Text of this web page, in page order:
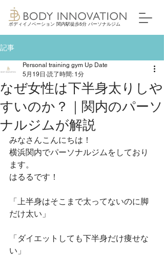
ボディイノベーション 関内駅徒歩5分 パーソナルジム
記事
なぜ女性は下半身太りしや
すいのか？｜関内のパーソ
ナルジムが解説
Personal training gym Up Date
5月19日 読了時間: 1分
みなさんこんにちは！
横浜関内でパーソナルジムをしており
ます。
はるるです！
「上半身はそこまで太ってないのに脚
だけ太い」
「ダイエットしても下半身だけ痩せな
い」